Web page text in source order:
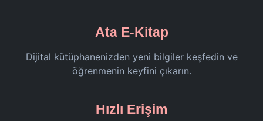
Ata E-Kitap
Dijital kütüphanenizden yeni bilgiler keşfedin ve
öğrenmenin keyfini çıkarın.
Hızlı Erişim